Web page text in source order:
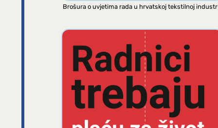
Brošura o uvjetima rada u hrvatskoj tekstilnoj